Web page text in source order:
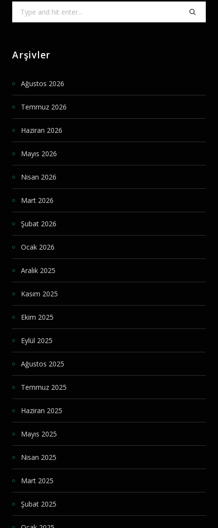
Arşivler
Ağustos 2026
Temmuz 2026
Haziran 2026
Mayıs 2026
Nisan 2026
Mart 2026
Şubat 2026
Ocak 2026
Aralık 2025
Kasım 2025
Ekim 2025
Eylül 2025
Ağustos 2025
Temmuz 2025
Haziran 2025
Mayıs 2025
Nisan 2025
Mart 2025
Şubat 2025